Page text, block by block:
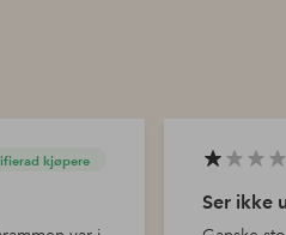
kjøpere
Ser ikke